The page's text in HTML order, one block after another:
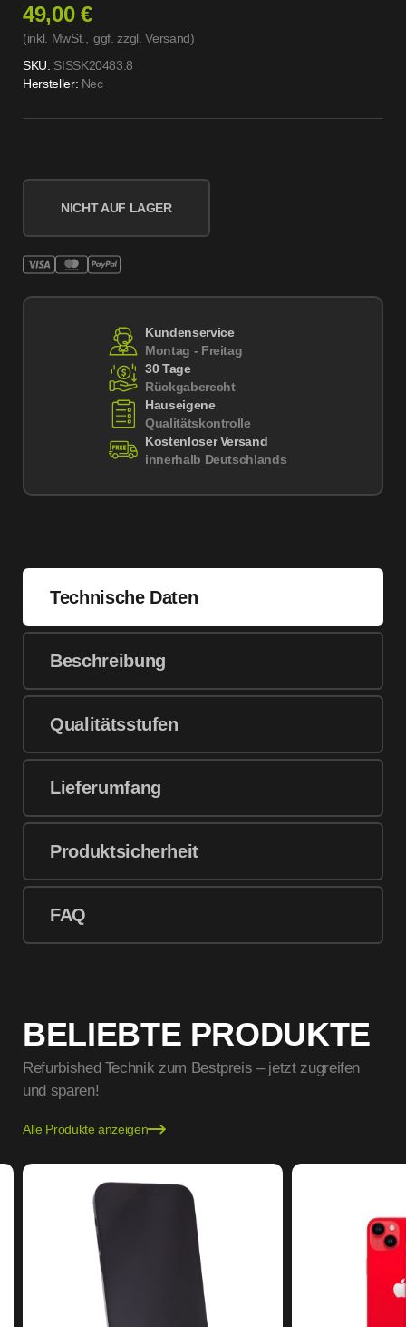
49,00 €
(inkl. MwSt., ggf. zzgl. Versand)
SKU: SISSK20483.8
Hersteller: Nec
NICHT AUF LAGER
Kundenservice
Montag - Freitag
30 Tage
Rückgaberecht
Hauseigene
Qualitätskontrolle
Kostenloser Versand
innerhalb Deutschlands
Technische Daten
Beschreibung
Qualitätsstufen
Lieferumfang
Produktsicherheit
FAQ
BELIEBTE PRODUKTE
Refurbished Technik zum Bestpreis – jetzt zugreifen
und sparen!
Alle Produkte anzeigen